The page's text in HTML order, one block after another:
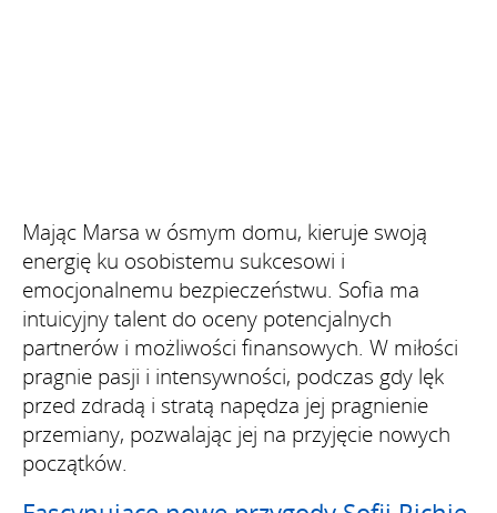
Mając Marsa w ósmym domu, kieruje swoją
energię ku osobistemu sukcesowi i
emocjonalnemu bezpieczeństwu. Sofia ma
intuicyjny talent do oceny potencjalnych
partnerów i możliwości finansowych. W miłości
pragnie pasji i intensywności, podczas gdy lęk
przed zdradą i stratą napędza jej pragnienie
przemiany, pozwalając jej na przyjęcie nowych
początków.